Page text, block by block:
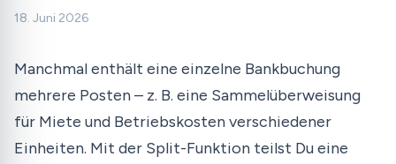
18. Juni 2026
Manchmal enthält eine einzelne Bankbuchung
mehrere Posten – z. B. eine Sammelüberweisung
für Miete und Betriebskosten verschiedener
Einheiten. Mit der Split-Funktion teilst Du eine